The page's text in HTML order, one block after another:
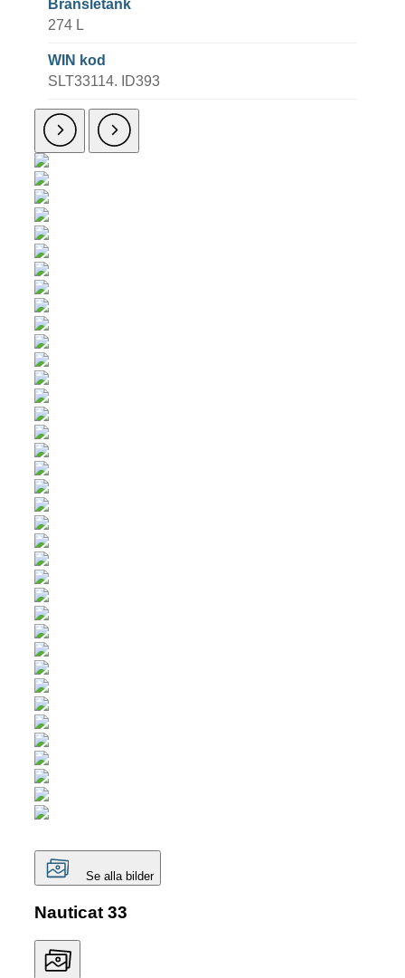
Bränsletank
274 L
WIN kod
SLT33114. ID393
Se alla bilder
Nauticat 33